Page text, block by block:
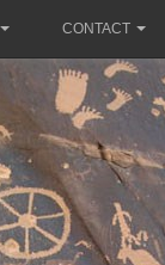
CONTACT